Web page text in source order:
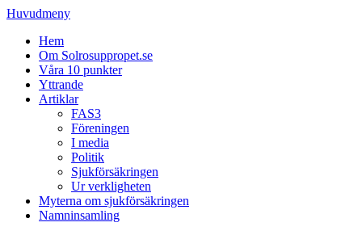
Huvudmeny
Hem
Om Solrosuppropet.se
Våra 10 punkter
Yttrande
Artiklar
FAS3
Föreningen
I media
Politik
Sjukförsäkringen
Ur verkligheten
Myterna om sjukförsäkringen
Namninsamling